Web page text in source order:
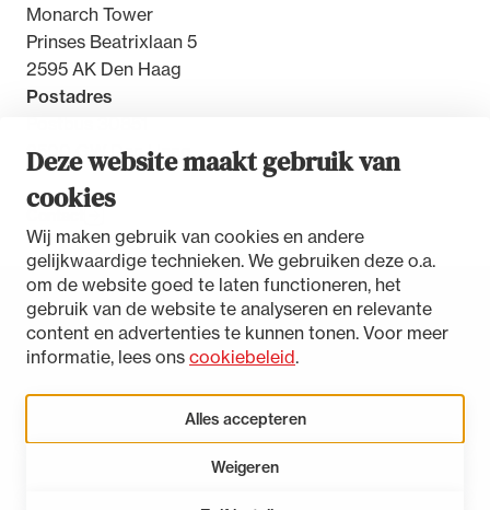
Deze website maakt gebruik van
cookies
Wij maken gebruik van cookies en andere
gelijkwaardige technieken. We gebruiken deze o.a.
om de website goed te laten functioneren, het
gebruik van de website te analyseren en relevante
content en advertenties te kunnen tonen. Voor meer
informatie, lees ons cookiebeleid.
Alles accepteren
Weigeren
Monarch Tower
Prinses Beatrixlaan 5
2595 AK Den Haag
Postadres
2500 GW Den Haag
Toegankelijkheidsverklaring
Disclaimer